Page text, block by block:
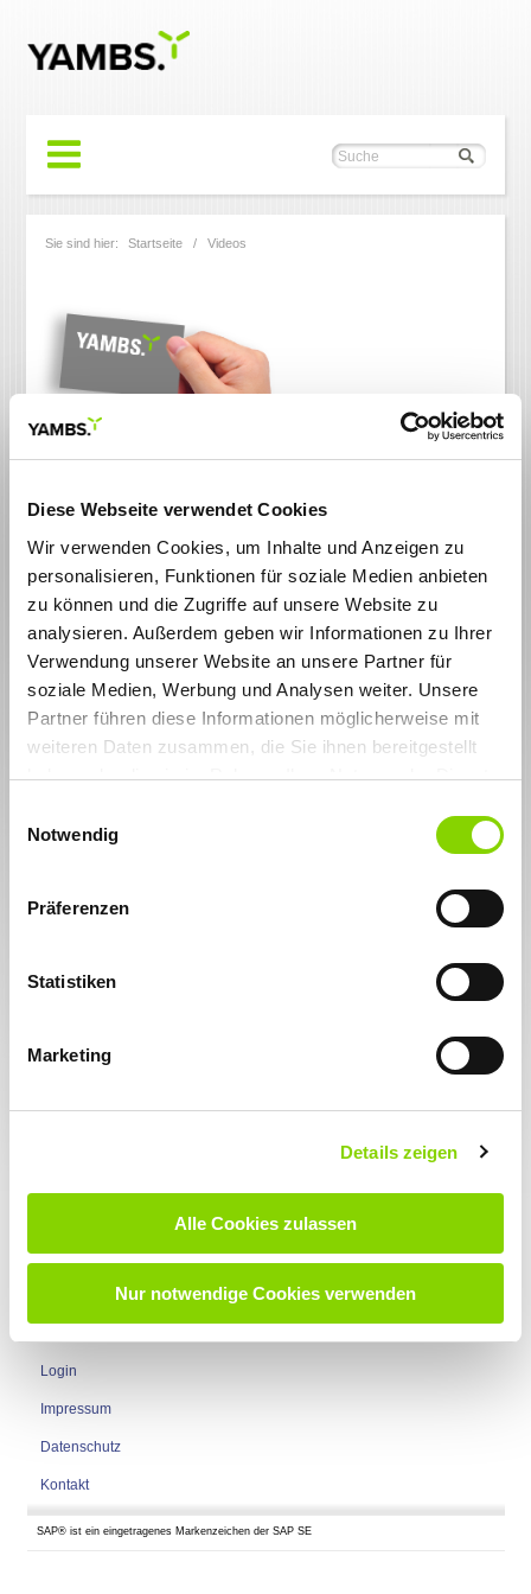
Diese Webseite verwendet Cookies
Wir verwenden Cookies, um Inhalte und Anzeigen zu
personalisieren, Funktionen für soziale Medien anbieten
zu können und die Zugriffe auf unsere Website zu
analysieren. Außerdem geben wir Informationen zu Ihrer
Verwendung unserer Website an unsere Partner für
soziale Medien, Werbung und Analysen weiter. Unsere
Partner führen diese Informationen möglicherweise mit
weiteren Daten zusammen, die Sie ihnen bereitgestellt
haben oder die sie im Rahmen Ihrer Nutzung der Dienste
Cookies, wenn Sie unsere Webseite weiterhin nutzen.
Notwendig
Präferenzen
Statistiken
Marketing
Details zeigen
Alle Cookies zulassen
Nur notwendige Cookies verwenden
Sie sind hier: Startseite /Videos
YAMBS-Video-Channel
Gründe dafür können vielfältig sein. Sie herauszufinden, ist
häufig langwierig. Hier setzt die Workflow-Funktion von
YAMBS.eBanking Dialog an: Bei einer Abweichung wird sofort
ein Workflow angestoßen. Der zuständige Kundenbetreuer erhält
eine E-Mail mit einem Link zum YAMBS Portal. Dort lässt sich
der Vorgang zur Aufklärung der Zahlungsdifferenz einsehen und
erledigen. Damit entfällt ein Hin und Her per E-Mail, Fax oder
Telefon. Wenn nötig, werden Ansprechpartner aus anderen
Login
Impressum
Datenschutz
Kontakt
SAP® ist ein eingetragenes Markenzeichen der SAP SE